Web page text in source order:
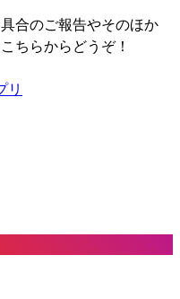
合のご報告やそのほか
ちらからどうぞ！
リ